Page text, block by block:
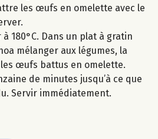
les œufs en omelette avec le
180°C. Dans un plat à gratin
mélanger aux légumes, la
œufs battus en omelette.
de minutes jusqu’à ce que
Servir immédiatement.